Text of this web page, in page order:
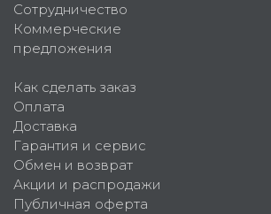
Сотрудничество
Коммерческие
предложения
Как сделать заказ
Оплата
Доставка
Гарантия и сервис
Обмен и возврат
Акции и распродажи
Публичная оферта